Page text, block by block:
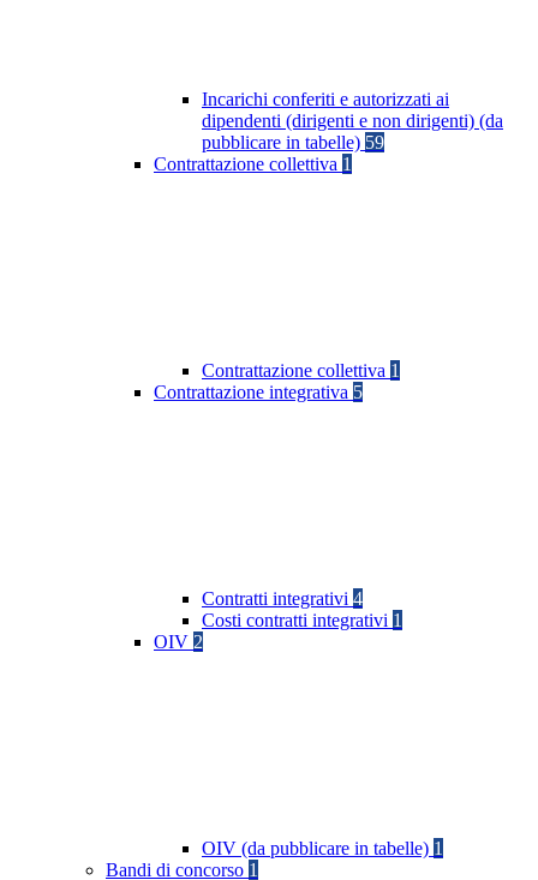
Incarichi conferiti e autorizzati ai
dipendenti (dirigenti e non dirigenti) (da
pubblicare in tabelle) 59
Contrattazione collettiva 1
Contrattazione collettiva 1
Contrattazione integrativa 5
Contratti integrativi 4
Costi contratti integrativi 1
OIV 2
OIV (da pubblicare in tabelle) 1
Bandi di concorso 1